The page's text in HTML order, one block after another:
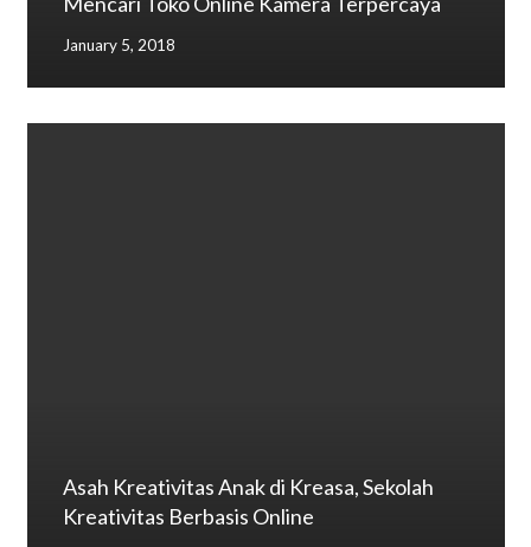
January 5, 2018
Asah Kreativitas Anak di Kreasa, Sekolah
Kreativitas Berbasis Online